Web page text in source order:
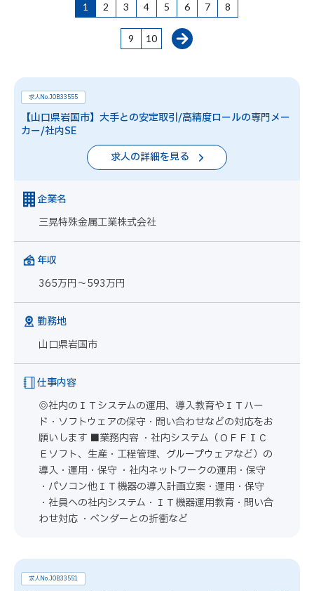
1 2 3 4 5 6 7 8
9 10
求人No.JOB33555
【山口県岩国市】大手との安定取引/高精度ロールの専門メー
カー/社内SE
求人の詳細を見る
企業名
三晃特殊金属工業株式会社
年収
365万円～593万円
勤務地
山口県岩国市
仕事内容
◎社内のＩＴシステムの運用、導入教育やＩＴハー
ド・ソフトウェアの保守・問い合わせなどの対応をお
願いします ■業務内容 ・社内システム（ＯＦＦＩＣ
Ｅソフト、生産・工程管理、グループウェアなど）の
導入・運用・保守 ・社内ネットワークの運用・保守
・パソコン他ＩＴ機器の導入計画立案・運用・保守
・社員への社内システム・ＩＴ機器運用教育・問い合
わせ対応 ・ベンダーとの折衝など
求人No.JOB33551